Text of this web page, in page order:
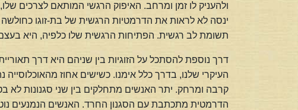
ולהעניק לו זמן ומרחב. האיפוק הרגשי המותאם לצרכים
ינסה לא לראות את הדרמטיות הרגשית של בת-זוגו כחולשה
תשומת לב רגשית. הפתיחות הרגשית שלו כלפיה, היא
דרך נוספת להסתכל על הזוגיות בין שניהם היא דרך
העיקרי שלנו, בדרך כלל אימנו. כשישים אחוז
קרבה ומרחק. יתר האנשים מתחלקים בין שני סגנונות לא
הדרמטית מתכתבת עם הסגנון החרד. האנשים הנמנעים